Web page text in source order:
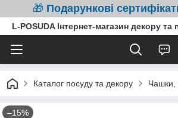
🎁 Подарункові
L-POSUDA Інтернет-магазин декору та
Каталог посуду та декору Чашки,
–15%